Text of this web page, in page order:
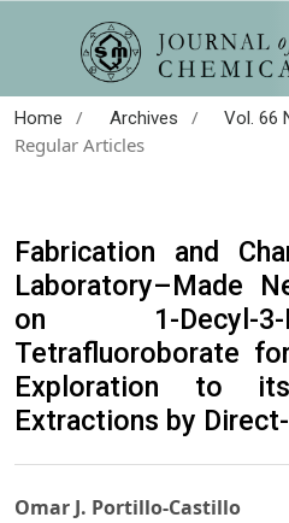
Home / Archives / Vol. 66
Regular Articles
Fabrication and
Laboratory–Made
on 1-Decyl-3-
Tetrafluoroborate
Exploration to
Extractions by
Omar J. Portillo-Castillo